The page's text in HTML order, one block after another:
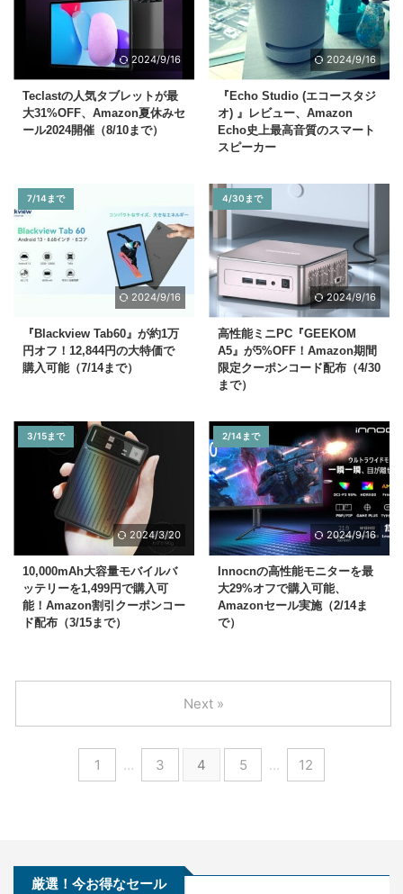
2024/9/16
Teclastの人気タブレットが最
大31%OFF、Amazon夏休みセ
ール2024開催（8/10まで）
2024/9/16
『Echo Studio (エコースタジ
オ) 』レビュー、Amazon
Echo史上最高音質のスマート
スピーカー
7/14まで
2024/9/16
『Blackview Tab60』が約1万
円オフ！12,844円の大特価で
購入可能（7/14まで）
4/30まで
2024/9/16
高性能ミニPC『GEEKOM
A5』が5%OFF！Amazon期間
限定クーポンコード配布（4/30
まで）
3/15まで
2024/3/20
10,000mAh大容量モバイルバ
ッテリーを1,499円で購入可
能！Amazon割引クーポンコー
ド配布（3/15まで）
2/14まで
2024/9/16
Innocnの高性能モニターを最
大29%オフで購入可能、
Amazonセール実施（2/14ま
で）
1 … 3 4 5 … 12
Next »
厳選！今お得なセール